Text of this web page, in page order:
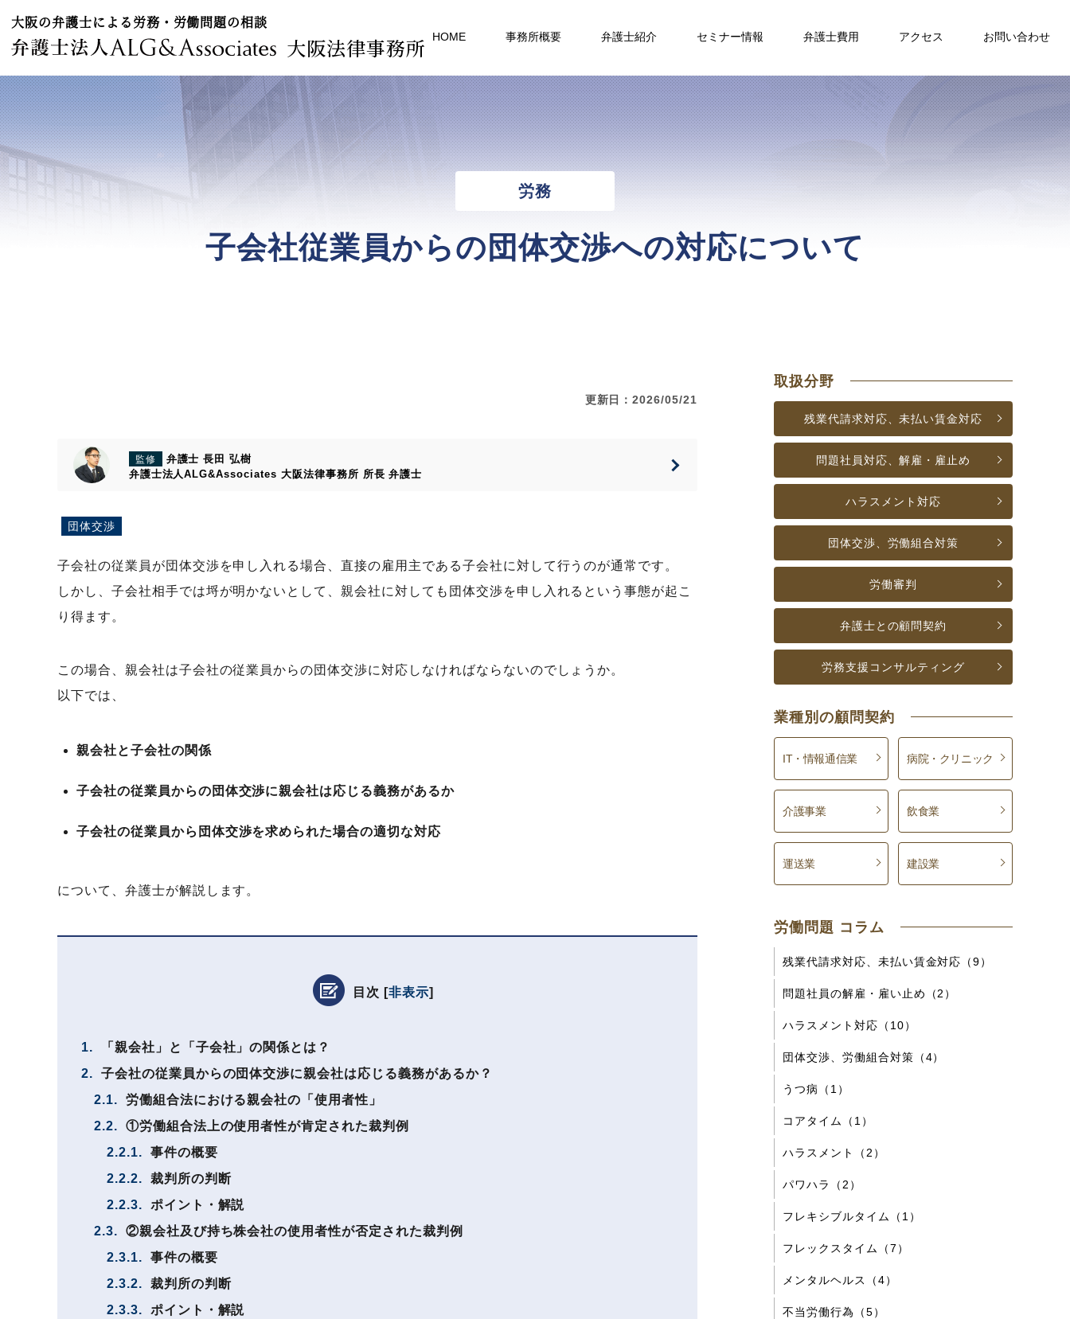
大阪の弁護士による労務・労働問題の相談
大阪法律事務所 HOME 事務所概要 弁護士紹介 セミナー情報 弁護士費用 アクセス お問い合わせ
労務
子会社従業員からの団体交渉への対応について
更新日：2026/05/21
監修
弁護士 長田 弘樹
弁護士法人ALG&Associates 大阪法律事務所 所長 弁護士
団体交渉
子会社の従業員が団体交渉を申し入れる場合、直接の雇用主である子会社に対して行うのが通常です。
しかし、子会社相手では埒が明かないとして、親会社に対しても団体交渉を申し入れるという事態が起こ
り得ます。
この場合、親会社は子会社の従業員からの団体交渉に対応しなければならないのでしょうか。
以下では、
親会社と子会社の関係
子会社の従業員からの団体交渉に親会社は応じる義務があるか
子会社の従業員から団体交渉を求められた場合の適切な対応
について、弁護士が解説します。
目次 [非表示]
1.
「親会社」と「子会社」の関係とは？
2.
子会社の従業員からの団体交渉に親会社は応じる義務があるか？
2.1.
労働組合法における親会社の「使用者性」
2.2.
①労働組合法上の使用者性が肯定された裁判例
2.2.1.
事件の概要
2.2.2.
裁判所の判断
2.2.3.
ポイント・解説
2.3.
②親会社及び持ち株会社の使用者性が否定された裁判例
2.3.1.
事件の概要
2.3.2.
裁判所の判断
2.3.3.
ポイント・解説
取扱分野
残業代請求対応、未払い賃金対応
問題社員対応、解雇・雇止め
ハラスメント対応
団体交渉、労働組合対策
労働審判
弁護士との顧問契約
労務支援 コンサルティング
業種別の顧問契約
IT・情報通信業 病院・クリニック
介護事業 飲食業
運送業 建設業
労働問題 コラム
残業代請求対応、未払い賃金対応（9）
問題社員の解雇・雇い止め（2）
ハラスメント対応（10）
団体交渉、労働組合対策（4）
うつ病（1）
コアタイム（1）
ハラスメント（2）
パワハラ（2）
フレキシブルタイム（1）
フレックスタイム（7）
メンタルヘルス（4）
不当労働行為（5）